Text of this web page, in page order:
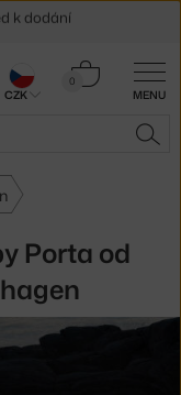
MENU
0
Košík
Porta od
CZK